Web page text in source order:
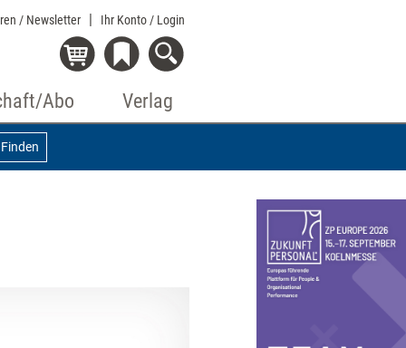
/ Newsletter Ihr Konto / Login
Abo Verlag
Finden